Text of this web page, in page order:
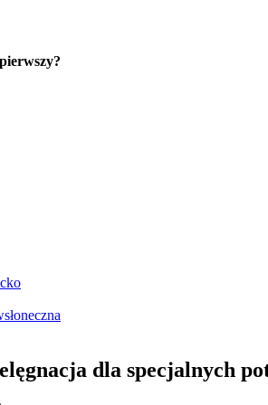
dla specjalnych